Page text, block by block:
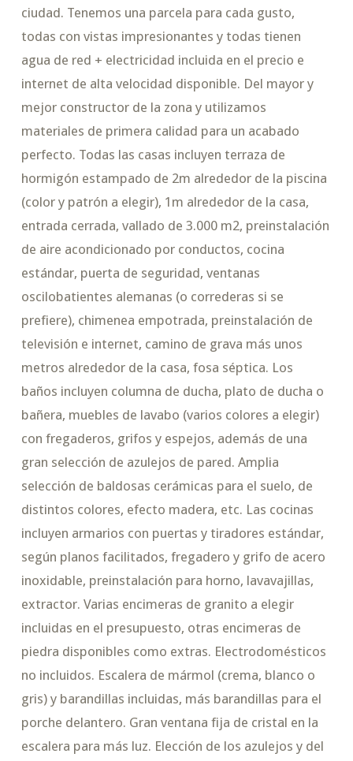
ciudad. Tenemos una parcela para cada gusto,
todas con vistas impresionantes y todas tienen
agua de red + electricidad incluida en el precio e
internet de alta velocidad disponible. Del mayor y
mejor constructor de la zona y utilizamos
materiales de primera calidad para un acabado
perfecto. Todas las casas incluyen terraza de
hormigón estampado de 2m alrededor de la piscina
(color y patrón a elegir), 1m alrededor de la casa,
entrada cerrada, vallado de 3.000 m2, preinstalación
de aire acondicionado por conductos, cocina
estándar, puerta de seguridad, ventanas
oscilobatientes alemanas (o correderas si se
prefiere), chimenea empotrada, preinstalación de
televisión e internet, camino de grava más unos
metros alrededor de la casa, fosa séptica. Los
baños incluyen columna de ducha, plato de ducha o
bañera, muebles de lavabo (varios colores a elegir)
con fregaderos, grifos y espejos, además de una
gran selección de azulejos de pared. Amplia
selección de baldosas cerámicas para el suelo, de
distintos colores, efecto madera, etc. Las cocinas
incluyen armarios con puertas y tiradores estándar,
según planos facilitados, fregadero y grifo de acero
inoxidable, preinstalación para horno, lavavajillas,
extractor. Varias encimeras de granito a elegir
incluidas en el presupuesto, otras encimeras de
piedra disponibles como extras. Electrodomésticos
no incluidos. Escalera de mármol (crema, blanco o
gris) y barandillas incluidas, más barandillas para el
porche delantero. Gran ventana fija de cristal en la
escalera para más luz. Elección de los azulejos y del